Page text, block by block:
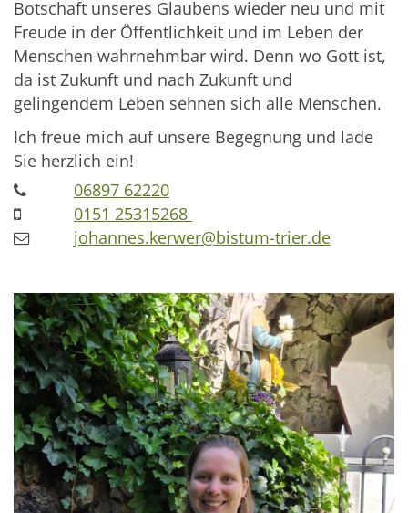
Botschaft unseres Glaubens wieder neu und mit
Freude in der Öffentlichkeit und im Leben der
Menschen wahrnehmbar wird. Denn wo Gott ist,
da ist Zukunft und nach Zukunft und
gelingendem Leben sehnen sich alle Menschen.
Ich freue mich auf unsere Begegnung und lade
Sie herzlich ein!
06897 62220
0151 25315268
johannes.kerwer@bistum-trier.de